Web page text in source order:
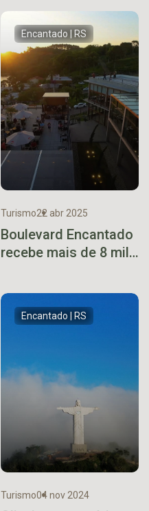
Encantado | RS
Turismo22 abr 2025
Boulevard Encantado
recebe mais de 8 mil
Páscoa
Encantado | RS
Turismo04 nov 2024